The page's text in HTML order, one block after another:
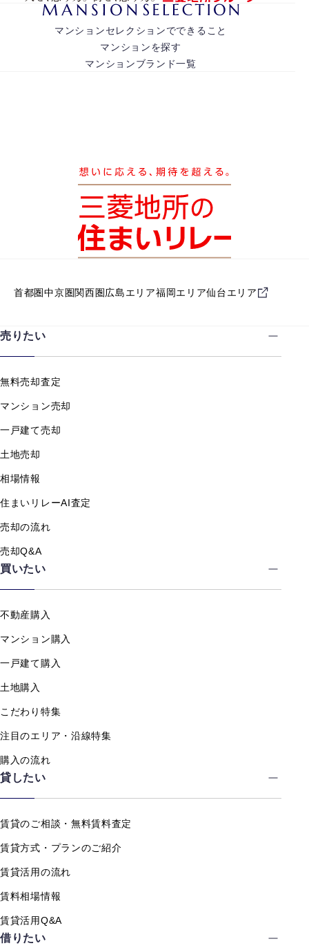
マンションセレクションでできること
マンションを探す
マンションブランド一覧
首都圏中京圏関西圏広島エリア福岡エリア仙台エリア
売りたい
無料売却査定
マンション売却
一戸建て売却
土地売却
相場情報
住まいリレーAI査定
売却の流れ
売却Q&A
買いたい
不動産購入
マンション購入
一戸建て購入
土地購入
こだわり特集
注目のエリア・沿線特集
購入の流れ
貸したい
賃貸のご相談・無料賃料査定
賃貸方式・プランのご紹介
賃貸活用の流れ
賃料相場情報
賃貸活用Q&A
借りたい